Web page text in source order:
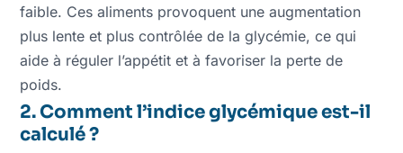
faible. Ces aliments provoquent une augmentation
plus lente et plus contrôlée de la glycémie, ce qui
aide à réguler l’appétit et à favoriser la perte de
poids.
2. Comment l’indice glycémique est-il
calculé ?